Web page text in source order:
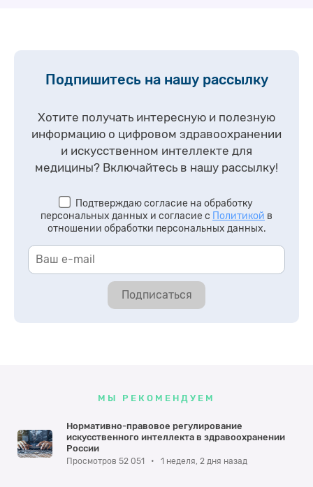
Подпишитесь на нашу рассылку
Хотите получать интересную и полезную
информацию о цифровом здравоохранении
и искусственном интеллекте для
медицины? Включайтесь в нашу рассылку!
Подтверждаю согласие на обработку
персональных данных и согласие с Политикой в
отношении обработки персональных данных.
Подписаться
МЫ РЕКОМЕНДУЕМ
Нормативно-правовое регулирование
искусственного интеллекта в здравоохранении
России
Просмотров 52 051 • 1 неделя, 2 дня назад